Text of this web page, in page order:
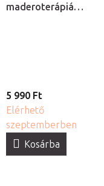
maderoterápiás
5 990 Ft
Elérhető
szeptemberben
Kosárba